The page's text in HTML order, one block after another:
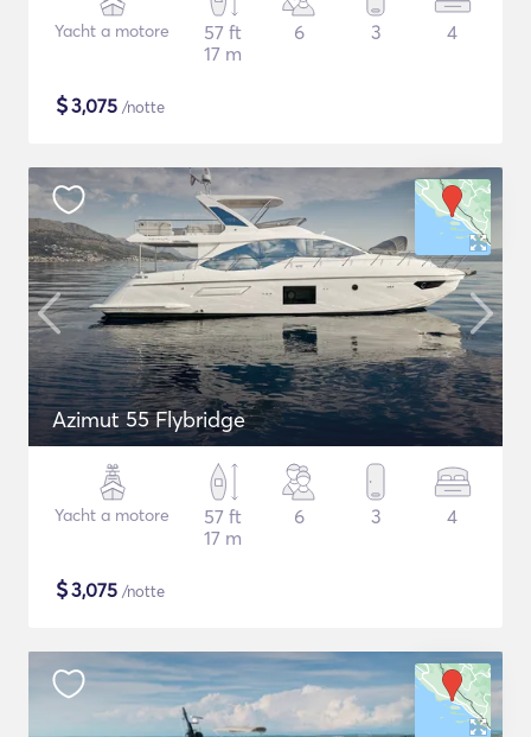
Yacht a motore
57 ft
17 m
6 3 4
$3,075 /notte
Azimut 55 Flybridge
Yacht a motore
57 ft
17 m
6 3 4
$3,075 /notte